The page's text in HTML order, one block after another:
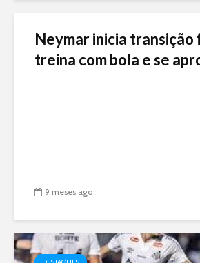
Neymar inicia transição
treina com bola e se
9 meses ago